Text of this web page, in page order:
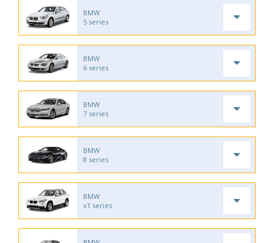
BMW
5 series
BMW
6 series
BMW
7 series
BMW
8 series
BMW
x1 series